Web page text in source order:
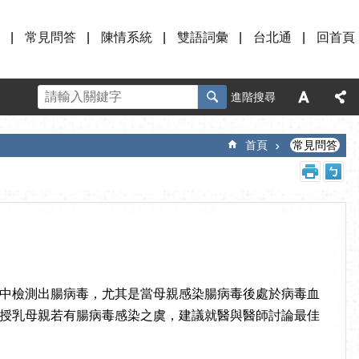
常見問答 陳情系統 雙語詞彙 台北通 回首頁
進階搜尋
首頁 常見問答
檢測出腸病毒，尤其是當母親感染腸病毒後處於病毒血
乳母親若有腸病毒感染之虞，建議就醫與醫師討論最佳